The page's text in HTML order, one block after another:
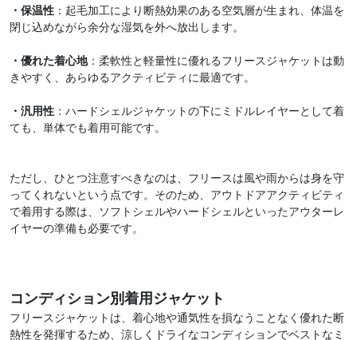
・保温性 ：起毛加工により断熱効果のある空気層が生まれ、体温を
閉じ込めながら余分な湿気を外へ放出します。
・優れた着心地：柔軟性と軽量性に優れるフリースジャケットは動
きやすく、あらゆるアクティビティに最適です。
・汎用性 ：ハードシェルジャケットの下にミドルレイヤーとして着
ても、単体でも着用可能です。
ただし、ひとつ注意すべきなのは、フリースは風や雨からは身を守
ってくれないという点です。そのため、アウトドアアクティビティ
で着用する際は、ソフトシェルやハードシェルといったアウターレ
イヤーの準備も必要です。
コンディション別着用ジャケット
フリースジャケットは、着心地や通気性を損なうことなく優れた断
熱性を発揮するため、涼しくドライなコンディションでベストなミ